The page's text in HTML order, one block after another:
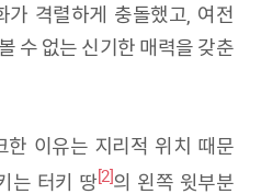
가 격렬하게 충돌했고, 여전
수 없는 신기한 매력을 갖춘
한 이유는 지리적 위치 때문
는 터키 땅[2]의 왼쪽 윗부분